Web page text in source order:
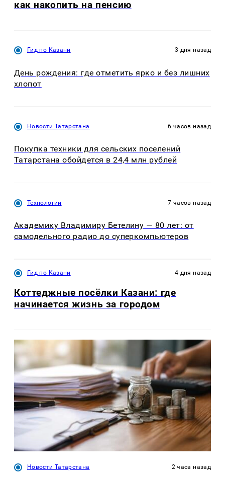
как накопить на пенсию
Гид по Казани 3 дня назад
День рождения: где отметить ярко и без лишних
хлопот
Новости Татарстана 6 часов назад
Покупка техники для сельских поселений
Татарстана обойдется в 24,4 млн рублей
Технологии 7 часов назад
Академику Владимиру Бетелину — 80 лет: от
самодельного радио до суперкомпьютеров
Гид по Казани 4 дня назад
Коттеджные посёлки Казани: где
начинается жизнь за городом
Новости Татарстана 2 часа назад